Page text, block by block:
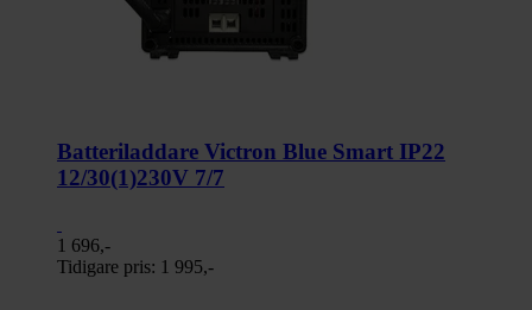
Batteriladdare Victron Blue Smart IP22
12/30(1)230V 7/7
1 696,-
Tidigare pris: 1 995,-